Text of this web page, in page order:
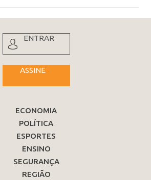
ENTRAR
ASSINE
ECONOMIA
POLÍTICA
ESPORTES
ENSINO
SEGURANÇA
REGIÃO